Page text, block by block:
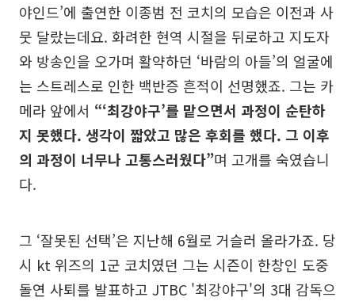
야인드’에 출연한 이종범 전 코치의 모습은 이전과 사
뭇 달랐는데요. 화려한 현역 시절을 뒤로하고 지도자
와 방송인을 오가며 활약하던 ‘바람의 아들’의 얼굴에
는 스트레스로 인한 백반증 흔적이 선명했죠. 그는 카
메라 앞에서 “‘최강야구’를 맡으면서 과정이 순탄하
지 못했다. 생각이 짧았고 많은 후회를 했다. 그 이후
의 과정이 너무나 고통스러웠다”며 고개를 숙였습니
다.
그 ‘잘못된 선택’은 지난해 6월로 거슬러 올라가죠. 당
시 kt 위즈의 1군 코치였던 그는 시즌이 한창인 도중
돌연 사퇴를 발표하고 JTBC '최강야구'의 3대 감독으